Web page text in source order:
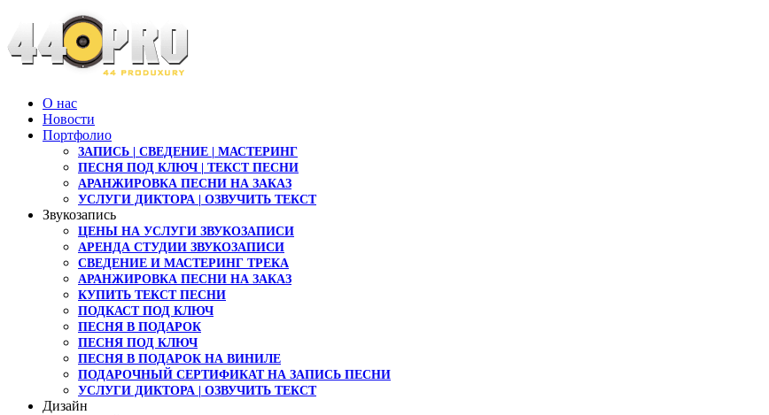
О нас
Новости
Портфолио
ЗАПИСЬ | СВЕДЕНИЕ | МАСТЕРИНГ
ПЕСНЯ ПОД КЛЮЧ | ТЕКСТ ПЕСНИ
АРАНЖИРОВКА ПЕСНИ НА ЗАКАЗ
УСЛУГИ ДИКТОРА | ОЗВУЧИТЬ ТЕКСТ
Звукозапись
ЦЕНЫ НА УСЛУГИ ЗВУКОЗАПИСИ
АРЕНДА СТУДИИ ЗВУКОЗАПИСИ
СВЕДЕНИЕ И МАСТЕРИНГ ТРЕКА
АРАНЖИРОВКА ПЕСНИ НА ЗАКАЗ
КУПИТЬ ТЕКСТ ПЕСНИ
ПОДКАСТ ПОД КЛЮЧ
ПЕСНЯ В ПОДАРОК
ПЕСНЯ ПОД КЛЮЧ
ПЕСНЯ В ПОДАРОК НА ВИНИЛЕ
ПОДАРОЧНЫЙ СЕРТИФИКАТ НА ЗАПИСЬ ПЕСНИ
УСЛУГИ ДИКТОРА | ОЗВУЧИТЬ ТЕКСТ
Дизайн